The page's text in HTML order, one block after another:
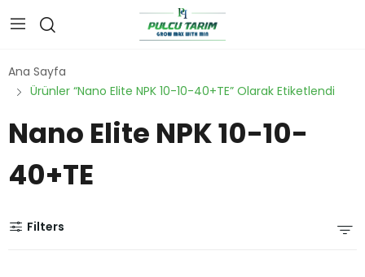
Ana Sayfa
Ürünler “Nano Elite NPK 10-10-40+TE” Olarak Etiketlendi
Nano Elite NPK 10-10-
40+TE
Filters